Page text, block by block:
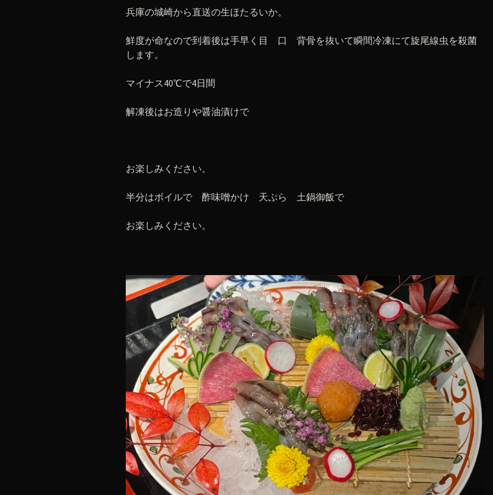
兵庫の城崎から直送の生ほたるいか。
鮮度が命なので到着後は手早く目 口 背骨を抜いて瞬間冷凍にて旋尾線虫を殺菌
します。
マイナス40℃で4日間
解凍後はお造りや醤油漬けで
お楽しみください。
半分はボイルで 酢味噌かけ 天ぷら 土鍋御飯で
お楽しみください。